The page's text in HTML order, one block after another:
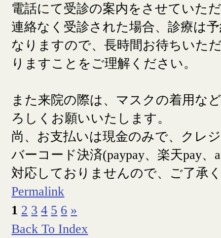
電話にて受診の案内をさせていた
連絡なく受診された場合、診療は
なりますので、長時間お待ちいた
りますことをご理解ください。
また来院の際は、マスクの着用な
ろしくお願いいたします。
尚、お支払いは現金のみで、クレ
バーコード決済(paypay、楽天pay、
対応しておりませんので、ご了承
Permalink
1 2 3 4 5 6 »
Back To Index